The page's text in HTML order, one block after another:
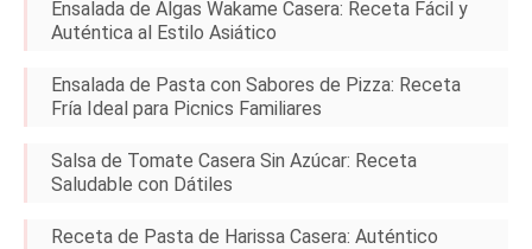
Ensalada de Algas Wakame Casera: Receta Fácil y
Auténtica al Estilo Asiático
Ensalada de Pasta con Sabores de Pizza: Receta
Fría Ideal para Picnics Familiares
Salsa de Tomate Casera Sin Azúcar: Receta
Saludable con Dátiles
Receta de Pasta de Harissa Casera: Auténtico